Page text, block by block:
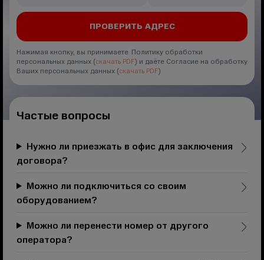
Нажимая кнопку, вы принимаете Политику обработки
персональных данных (скачать PDF) и даёте Согласие на обработку
Ваших персональных данных (скачать PDF)
Частые вопросы
Нужно ли приезжать в офис для заключения
договора?
Можно ли подключиться со своим
оборудованием?
Можно ли перенести номер от другого
оператора?